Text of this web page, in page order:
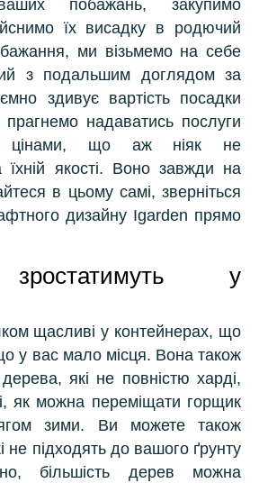
побажань, закупимо
їх висадку в родючий
ми візьмемо на себе
з подальшим доглядом за
здивує вартість посадки
надаватись послуги
цінами, що аж ніяк не
їхній якості. Воно завжди на
в цьому самі, зверніться
дизайну Igarden прямо
у
щасливі у контейнерах, що
у вас мало місця. Вона також
які не повністю харді,
як можна переміщати горщик
зими. Ви можете також
не підходять до вашого ґрунту
більшість дерев можна